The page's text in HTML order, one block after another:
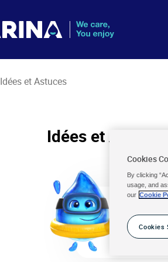
Idées et Astuces
Idées et Astuces
Cookies
By clicking
usage, and
our Cookie
Cookies